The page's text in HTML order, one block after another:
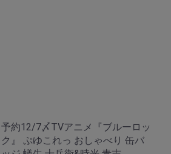
予約12/7〆TVアニメ『ブルーロッ
ク』 ぷゆこれっ おしゃべり 缶バ